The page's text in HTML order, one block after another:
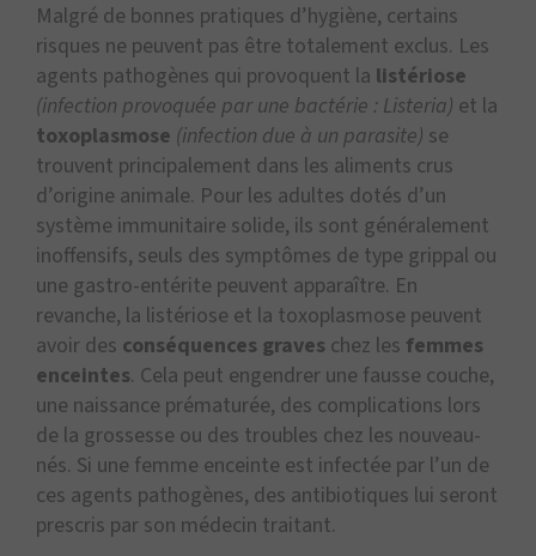
Malgré de bonnes pratiques d’hygiène, certains
risques ne peuvent pas être totalement exclus. Les
agents pathogènes qui provoquent la listériose
(infection provoquée par une bactérie : Listeria) et la
toxoplasmose (infection due à un parasite) se
trouvent principalement dans les aliments crus
d’origine animale. Pour les adultes dotés d’un
système immunitaire solide, ils sont généralement
inoffensifs, seuls des symptômes de type grippal ou
une gastro-entérite peuvent apparaître. En
revanche, la listériose et la toxoplasmose peuvent
avoir des conséquences graves chez les femmes
enceintes. Cela peut engendrer une fausse couche,
une naissance prématurée, des complications lors
de la grossesse ou des troubles chez les nouveau-
nés. Si une femme enceinte est infectée par l’un de
ces agents pathogènes, des antibiotiques lui seront
prescris par son médecin traitant.